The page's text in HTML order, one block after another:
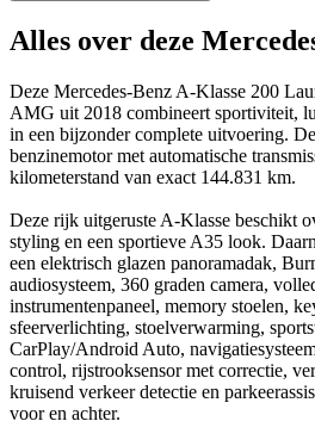
Alles over deze
Deze Mercedes-Benz A-Klasse 200
AMG uit 2018 combineert sportiviteit,
in een bijzonder complete uitvoering.
benzinemotor met automatische
kilometerstand van exact 144.831 km.
Deze rijk uitgeruste A-Klasse beschikt
styling en een sportieve A35 look.
een elektrisch glazen panoramadak,
audiosysteem, 360 graden camera,
instrumentenpaneel, memory stoelen,
sfeerverlichting, stoelverwarming,
CarPlay/Android Auto,
control, rijstrooksensor met correctie,
kruisend verkeer detectie en
voor en achter.